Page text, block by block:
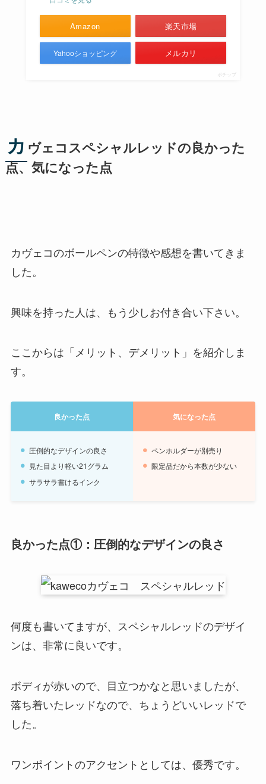
Amazon 楽天市場
Yahooショッピング メルカリ
ポチップ
カ ヴェコスペシャルレッドの良かった
点、気になった点
カヴェコのボールペンの特徴や感想を書いてきま
した。
興味を持った人は、もう少しお付き合い下さい。
ここからは「メリット、デメリット」を紹介しま
す。
良かった点 気になった点
圧倒的なデザインの良さ
見た目より軽い21グラム
サラサラ書けるインク
ペンホルダーが別売り
限定品だから本数が少ない
良かった点①：圧倒的なデザインの良さ
何度も書いてますが、スペシャルレッドのデザイ
ンは、非常に良いです。
ボディが赤いので、目立つかなと思いましたが、
落ち着いたレッドなので、ちょうどいいレッドで
した。
ワンポイントのアクセントとしては、優秀です。